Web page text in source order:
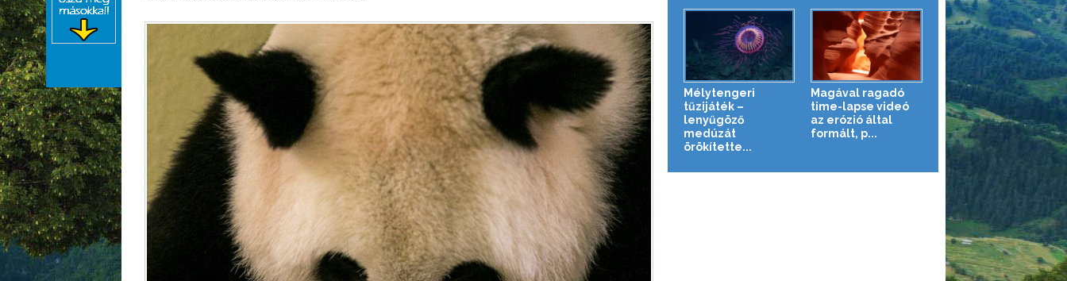
Mélytengeri
tűzijáték –
lenyűgöző
medúzát
örökítette...
Magával ragadó
time-lapse videó
az erózió által
formált, p...